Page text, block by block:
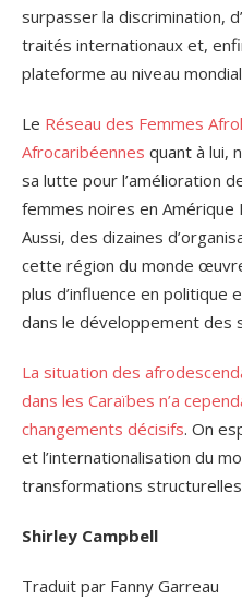
surpasser la discrimination,
traités internationaux et,
plateforme au niveau
Le Réseau des Femmes
Afrocaribéennes quant à lui,
sa lutte pour l’amélioration
femmes noires en Amérique
Aussi, des dizaines
cette région du monde
plus d’influence en politique
dans le développement des
La situation des
dans les Caraïbes n’a
changements décisifs. On
et l’internationalisation du
transformations
Shirley Campbell
Traduit par Fanny Garreau